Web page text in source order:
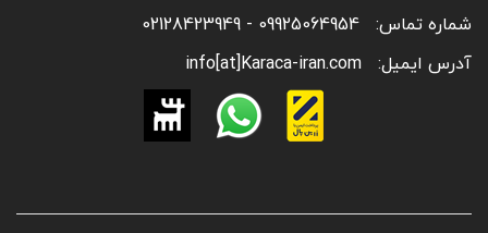
شماره تماس:
09925064954 - 02128423949
آدرس ایمیل:
info[at]Karaca-iran.com